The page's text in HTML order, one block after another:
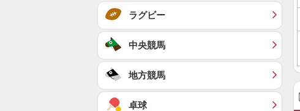
ラグビー
中央競馬
地方競馬
卓球